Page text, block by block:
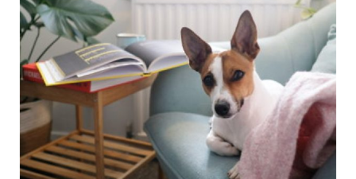
עיצוב והתאמת סלון הבית
למגורים עם כלב
הכנסה של כלב לבית דורשת התאמה ועיצוב של הבית
לטובת הכלב. לכלב יש צרכים ייחודיים, ואתם בתור
בעלי הבית צריכים